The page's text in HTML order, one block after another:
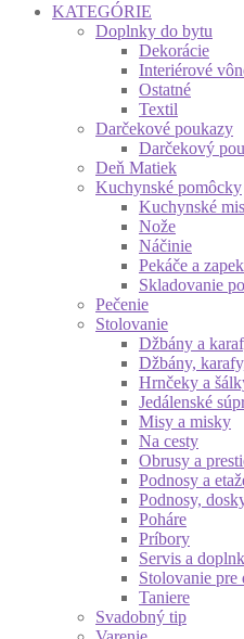
KATEGÓRIE
Doplnky do bytu
Dekorácie
Interiérové
Ostatné
Textil
Darčekové poukazy
Darčekový
Deň Matiek
Kuchynské pomôcky
Kuchynské
Nože
Náčinie
Pekáče a
Skladovanie
Pečenie
Stolovanie
Džbány a
Džbány,
Hrnčeky a
Jedálenské
Misy a misky
Na cesty
Obrusy a
Podnosy a
Podnosy,
Poháre
Príbory
Servis a
Stolovanie pre
Taniere
Svadobný tip